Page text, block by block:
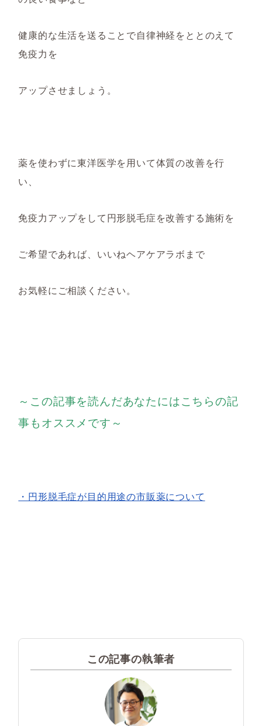
健康的な生活を送ることで自律神経をととのえ て
免疫力を
アップさせましょう。
薬を使わずに東洋医学を用いて体質の改善を行
い、
免疫力アップをして円形脱毛症を改善する施術を
ご希望であれば、 いいねヘアケアラボまで
お気軽にご相談ください。
～この記事を読んだあなたにはこちらの記
事もオススメです～
・円形脱毛症が目的用途の市販薬について
この記事の執筆者